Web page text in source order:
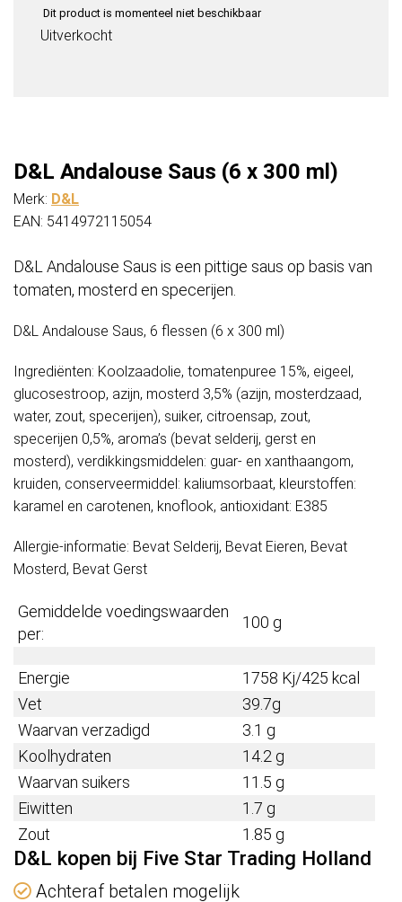
Dit product is momenteel niet beschikbaar
Uitverkocht
D&L Andalouse Saus (6 x 300 ml)
Merk: D&L
EAN: 5414972115054
D&L Andalouse Saus is een pittige saus op basis van
tomaten, mosterd en specerijen.
D&L Andalouse Saus, 6 flessen (6 x 300 ml)
Ingrediënten: Koolzaadolie, tomatenpuree 15%, eigeel,
glucosestroop, azijn, mosterd 3,5% (azijn, mosterdzaad,
water, zout, specerijen), suiker, citroensap, zout,
specerijen 0,5%, aroma’s (bevat selderij, gerst en
mosterd), verdikkingsmiddelen: guar- en xanthaangom,
kruiden, conserveermiddel: kaliumsorbaat, kleurstoffen:
karamel en carotenen, knoflook, antioxidant: E385
Allergie-informatie: Bevat Selderij, Bevat Eieren, Bevat
Mosterd, Bevat Gerst
Gemiddelde voedingswaarden
per:
100 g
Energie 1758 Kj/425 kcal
Vet
39.7g
Waarvan verzadigd
3.1 g
Koolhydraten
14.2 g
Waarvan suikers
11.5 g
Eiwitten
1.7 g
Zout
1.85 g
D&L kopen bij Five Star Trading Holland
Achteraf betalen mogelijk